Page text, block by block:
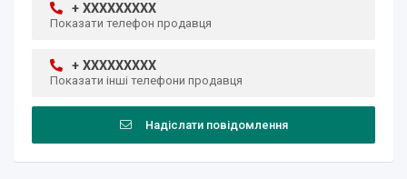
+ XXXXXXXXX
Показати телефон продавця
+ XXXXXXXXX
Показати інші телефони продавця
Надіслати повідомлення